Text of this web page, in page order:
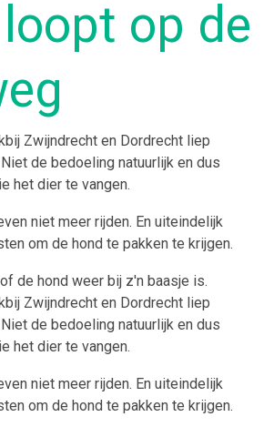
op de
Zwijndrecht en Dordrecht liep
de bedoeling natuurlijk en dus
het dier te vangen.
niet meer rijden. En uiteindelijk
om de hond te pakken te krijgen.
de hond weer bij z'n baasje is.
Zwijndrecht en Dordrecht liep
de bedoeling natuurlijk en dus
het dier te vangen.
niet meer rijden. En uiteindelijk
om de hond te pakken te krijgen.